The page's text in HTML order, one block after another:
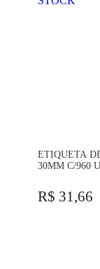
ETIQUETA
30MM C/960
R$ 31,66